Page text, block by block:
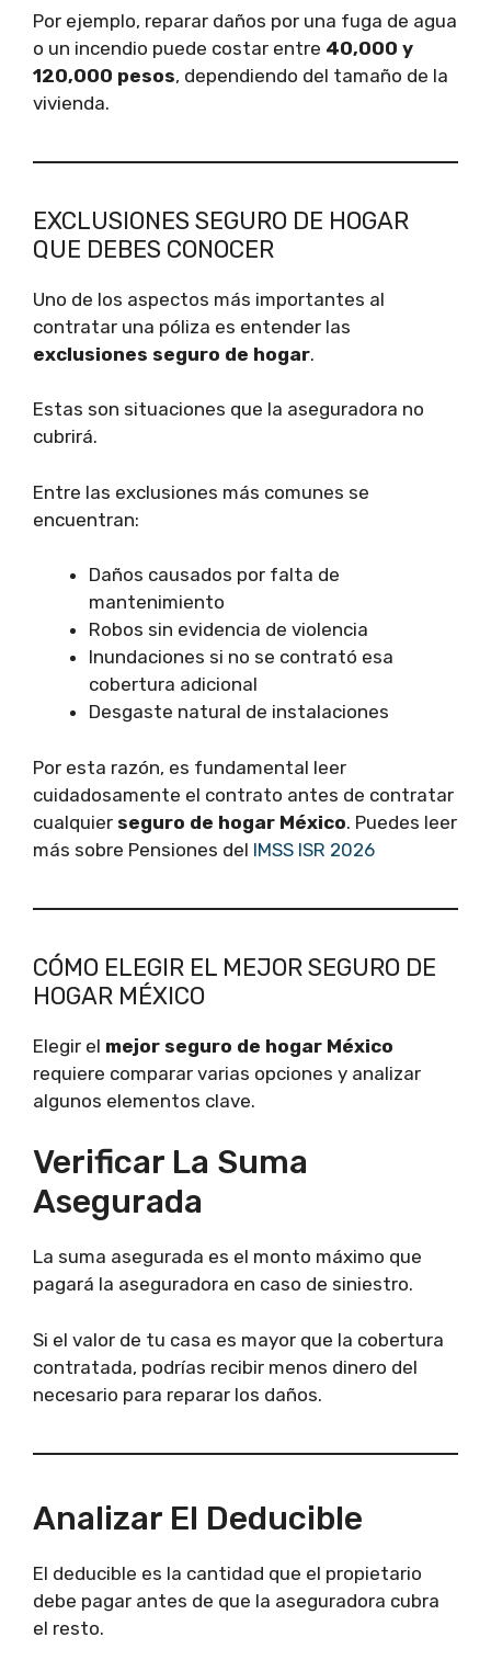
Por ejemplo, reparar daños por una fuga de agua
o un incendio puede costar entre 40,000 y
120,000 pesos, dependiendo del tamaño de la
vivienda.
EXCLUSIONES SEGURO DE HOGAR
QUE DEBES CONOCER
Uno de los aspectos más importantes al
contratar una póliza es entender las
exclusiones seguro de hogar.
Estas son situaciones que la aseguradora no
cubrirá.
Entre las exclusiones más comunes se
encuentran:
Daños causados por falta de
mantenimiento
Robos sin evidencia de violencia
Inundaciones si no se contrató esa
cobertura adicional
Desgaste natural de instalaciones
Por esta razón, es fundamental leer
cuidadosamente el contrato antes de contratar
cualquier seguro de hogar México. Puedes leer
más sobre Pensiones del IMSS ISR 2026
CÓMO ELEGIR EL MEJOR SEGURO DE
HOGAR MÉXICO
Elegir el mejor seguro de hogar México
requiere comparar varias opciones y analizar
algunos elementos clave.
Verificar La Suma
Asegurada
La suma asegurada es el monto máximo que
pagará la aseguradora en caso de siniestro.
Si el valor de tu casa es mayor que la cobertura
contratada, podrías recibir menos dinero del
necesario para reparar los daños.
Analizar El Deducible
El deducible es la cantidad que el propietario
debe pagar antes de que la aseguradora cubra
el resto.